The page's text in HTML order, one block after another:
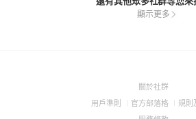
顯示更多
關於社群(Open
用戶準則
(Open
官方部落格
(Open
規則